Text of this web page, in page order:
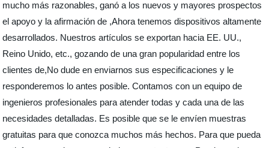
mucho más razonables, ganó a los nuevos y mayores prospectos
el apoyo y la afirmación de ,Ahora tenemos dispositivos altamente
desarrollados. Nuestros artículos se exportan hacia EE. UU.,
Reino Unido, etc., gozando de una gran popularidad entre los
clientes de,No dude en enviarnos sus especificaciones y le
responderemos lo antes posible. Contamos con un equipo de
ingenieros profesionales para atender todas y cada una de las
necesidades detalladas. Es posible que se le envíen muestras
gratuitas para que conozca muchos más hechos. Para que pueda